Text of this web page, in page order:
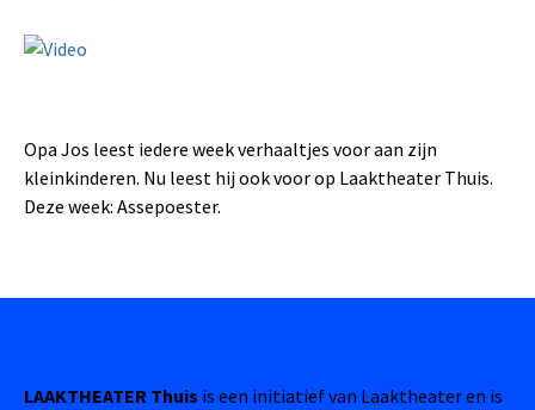
Opa Jos leest iedere week verhaaltjes voor aan zijn
kleinkinderen. Nu leest hij ook voor op Laaktheater Thuis.
Deze week: Assepoester.
LAAKTHEATER Thuis is een initiatief van Laaktheater en is